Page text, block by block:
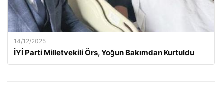
14/12/2025
İYİ Parti Milletvekili Örs, Yoğun Bakımdan Kurtuldu